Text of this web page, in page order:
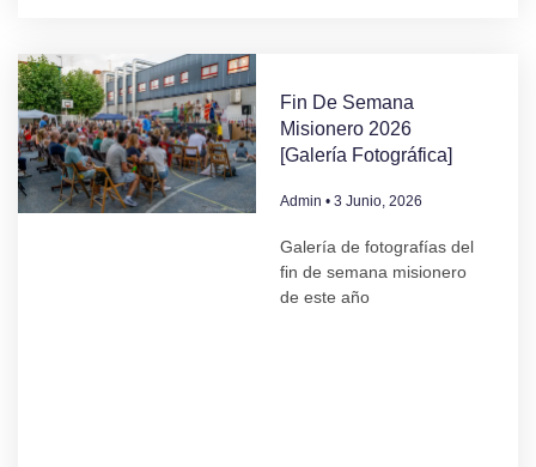
Fin De Semana
Misionero 2026
[Galería Fotográfica]
Admin 3 Junio, 2026
Galería de fotografías del
fin de semana misionero
de este año